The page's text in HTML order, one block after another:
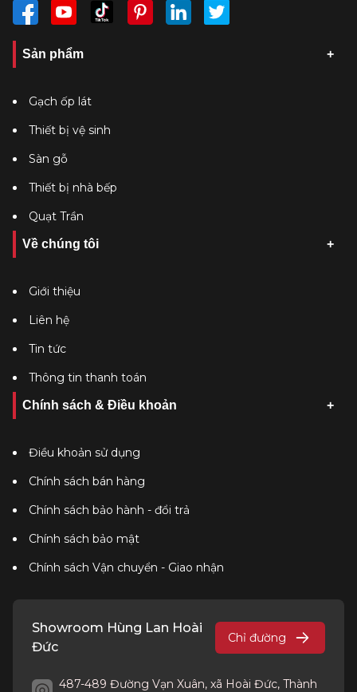
Sản phẩm
Gạch ốp lát
Thiết bị vệ sinh
Sàn gỗ
Thiết bị nhà bếp
Quạt Trần
Về chúng tôi
Giới thiệu
Liên hệ
Tin tức
Thông tin thanh toán
Chính sách & Điều khoản
Điều khoản sử dụng
Chính sách bán hàng
Chính sách bảo hành - đổi trả
Chính sách bảo mật
Chính sách Vận chuyển - Giao nhận
Showroom Hùng Lan Hoài
Đức
Chỉ đường
487-489 Đường Vạn Xuân, xã Hoài Đức, Thành